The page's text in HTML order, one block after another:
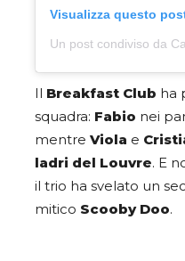
Visualizza questo
Il Breakfast Club ha
squadra: Fabio nei
mentre Viola e
ladri del Louvre. E
il trio ha svelato un
mitico Scooby Doo.